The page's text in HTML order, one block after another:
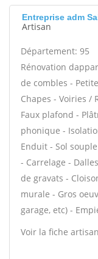
Entreprise adm
Artisan
Département: 95
Rénovation
de combles -
Chapes - Voiries /
Faux plafond -
phonique -
Enduit - Sol
- Carrelage -
de gravats -
murale - Gros
garage, etc) -
Voir la fiche